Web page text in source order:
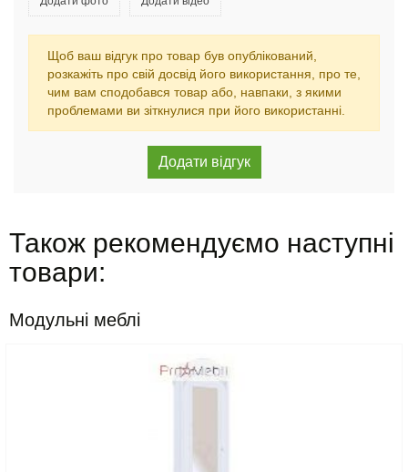
Щоб ваш відгук про товар був опублікований,
розкажіть про свій досвід його використання, про те,
чим вам сподобався товар або, навпаки, з якими
проблемами ви зіткнулися при його використанні.
Також рекомендуємо наступні
товари:
Модульні меблі